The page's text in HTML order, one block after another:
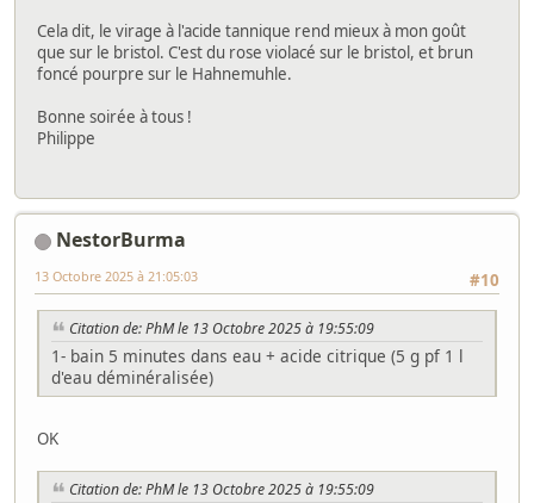
Cela dit, le virage à l'acide tannique rend mieux à mon goût
que sur le bristol. C'est du rose violacé sur le bristol, et brun
foncé pourpre sur le Hahnemuhle.
Bonne soirée à tous !
Philippe
NestorBurma
#10
13 Octobre 2025 à 21:05:03
Citation de: PhM le 13 Octobre 2025 à 19:55:09
1- bain 5 minutes dans eau + acide citrique (5 g pf 1 l
d'eau déminéralisée)
OK
Citation de: PhM le 13 Octobre 2025 à 19:55:09